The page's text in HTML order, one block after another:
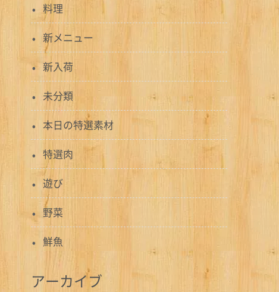
料理
新メニュー
新入荷
未分類
本日の特選素材
特選肉
遊び
野菜
鮮魚
アーカイブ